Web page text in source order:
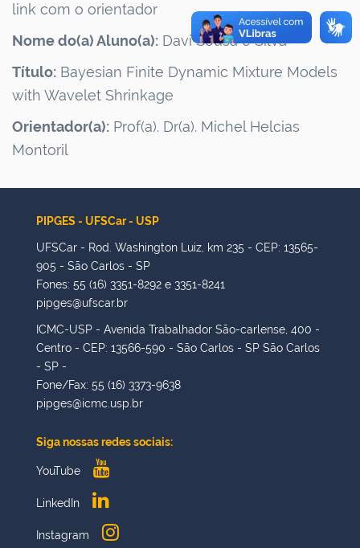
link com o orientador
Nome do(a) Aluno(a): Davi Sousa e Silva
Título: Bayesian Finite Dynamic Mixture Models
with Wavelet Shrinkage
Orientador(a): Prof(a). Dr(a). Michel Helcias
Montoril
PIPGES - UFSCar - USP
UFSCar - Rod. Washington Luiz, km 235 - CEP: 13565-
905 - São Carlos - SP
Fones: 55 (16) 3351-8292 e 3351-8241
pipges@ufscar.br
ICMC-USP - Avenida Trabalhador São-carlense, 400 -
Centro - CEP: 13566-590 - São Carlos - SP São Carlos
- SP -
Fone/Fax: 55 (16) 3373-9638
pipges@icmc.usp.br
Siga nossas redes sociais:
YouTube
LinkedIn
Instagram